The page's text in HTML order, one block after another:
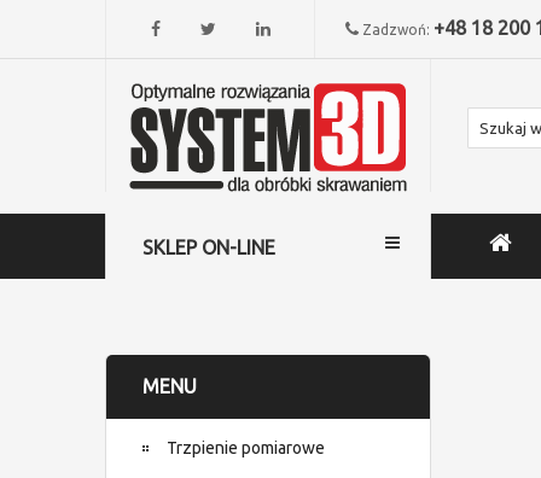
Zadzwoń: +48 18 200
SKLEP ON-LINE
MENU
Trzpienie pomiarowe